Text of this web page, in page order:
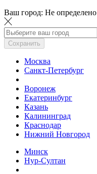
Ваш город: Не определено
Сохранить
Москва
Санкт-Петербург
Воронеж
Екатеринбург
Казань
Калининград
Краснодар
Нижний Новгород
Минск
Нур-Султан